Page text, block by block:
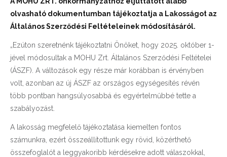
olvasható dokumentumban tájékoztatja a Lakosságot az
Általános Szerződési Feltételeinek módosításáról.
„Ezúton szeretnénk tájékoztatni Önöket, hogy 2025. október 1-
jével módosultak a MOHU Zrt. Általános Szerződési Feltételei
(ÁSZF). A változások egy része már korábban is érvényben
volt, azonban az új ÁSZF az országos egységesítés révén
több pontban hangsúlyosabbá és egyértelműbbé tette a
szabályozást.
A lakosság megfelelő tájékoztatása kiemelten fontos
számunkra, ezért összeállítottunk egy rövid, közérthető
összefoglalót a leggyakoribb kérdésekre adott válaszokkal,